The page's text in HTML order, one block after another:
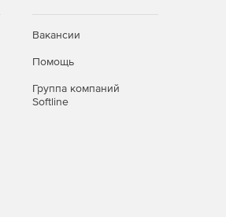
Вакансии
Помощь
Группа компаний
Softline